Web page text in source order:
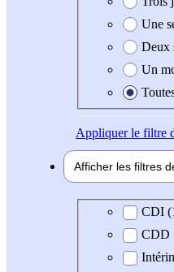
Une
Deux
Un
Appliquerle filtre
Afficher les filtres
Type de contrat
CDI
CDD